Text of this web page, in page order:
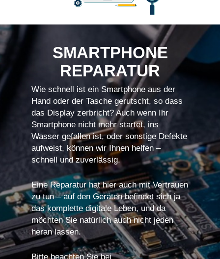
SMARTPHONE
REPARATUR
Wie schnell ist ein Smartphone aus der
Hand oder der Tasche gerutscht, so dass
das Display zerbricht? Auch wenn Ihr
Smartphone nicht mehr startet, ins
Wasser gefallen ist, oder sonstige Defekte
aufweist, können wir Ihnen helfen –
schnell und zuverlässig.
Eine Reparatur hat hier auch mit Vertrauen
zu tun – auf den Geräten befindet sich ja
das komplette digitale Leben, und da
möchten Sie natürlich auch nicht jeden
heran lassen.
Bitte beachten Sie bei